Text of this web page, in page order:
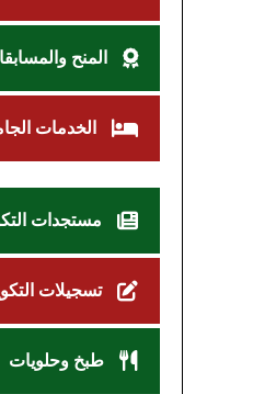
المنح
الخدمات
مستجدات
تسجيلات
طبخ وحلويات